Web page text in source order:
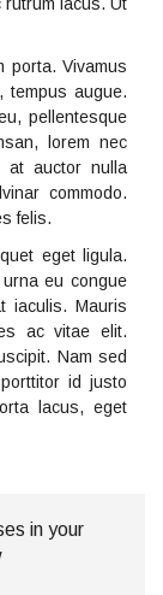
porta. Vivamus
tempus augue.
pellentesque
lorem nec
at auctor nulla
commodo.
felis.
eget ligula.
eu congue
iaculis. Mauris
ac vitae elit.
Nam sed
id justo
lacus, eget
in your